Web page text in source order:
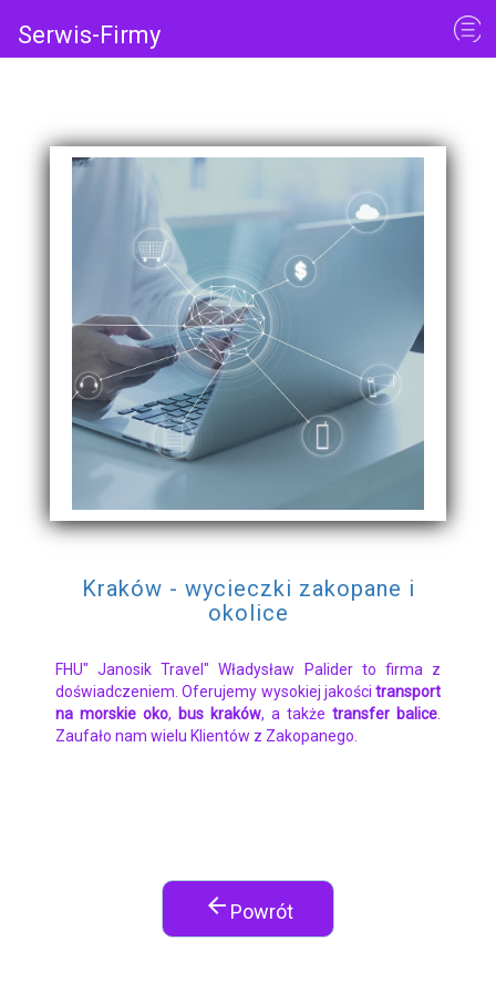
Serwis-Firmy
Kraków - wycieczki zakopane i
okolice
FHU" Janosik Travel" Władysław Palider to firma z
doświadczeniem. Oferujemy wysokiej jakości transport
na morskie oko, bus kraków, a także transfer balice
Zaufało nam wielu Klientów z Zakopanego.
arrow_back Powrót